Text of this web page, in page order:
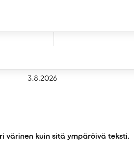
3.8.2026
värinen kuin sitä ympäröivä teksti.